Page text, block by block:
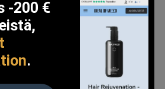
-200 €
.